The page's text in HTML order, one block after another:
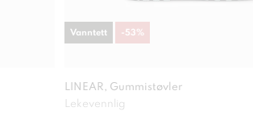
LINEAR, Gummistøvler
Lekevennlig
Vanntett -53%